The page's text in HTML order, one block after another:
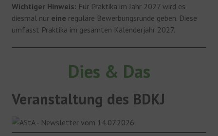
Wichtiger Hinweis: Für Praktika im Jahr 2027 wird es
diesmal nur eine reguläre Bewerbungsrunde geben. Diese
umfasst Praktika im gesamten Kalenderjahr 2027.
Dies & Das
Veranstaltung des BDKJ